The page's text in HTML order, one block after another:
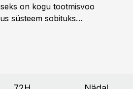
on kogu tootmisvoo
süsteem sobituks